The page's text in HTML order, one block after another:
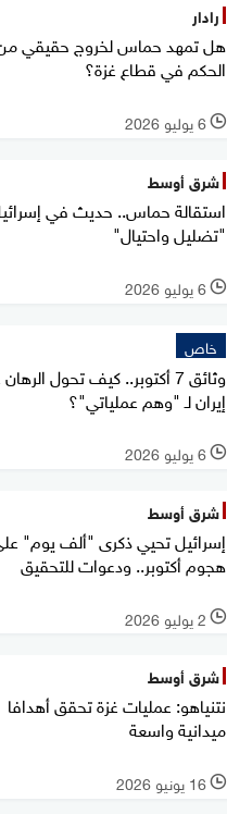
رادار
هل تمهد حماس لخروج حقيقي
الحكم في قطاع غزة؟
l 6 يوليو 2026
شرق أوسط
استقالة حماس.. حديث في
"تضليل واحتيال"
l 6 يوليو 2026
خاص
وثائق 7 أكتوبر.. كيف تحول
إيران لـ "وهم عملياتي"؟
l 6 يوليو 2026
شرق أوسط
إسرائيل تحيي ذكرى "ألف يوم"
هجوم أكتوبر.. ودعوات للتحقيق
l 2 يوليو 2026
شرق أوسط
نتنياهو: عمليات غزة تحقق أهدافا
ميدانية واسعة
l 16 يونيو 2026